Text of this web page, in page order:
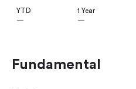
YTD
—
1 Year
—
Fundamental